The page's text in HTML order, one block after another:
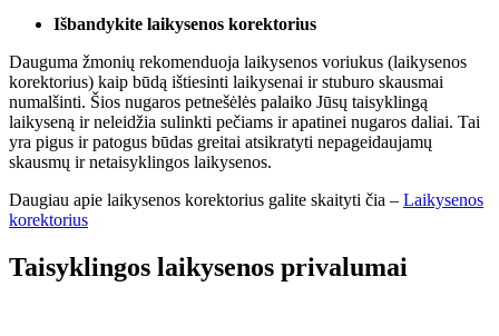
Išbandykite laikysenos korektorius
Dauguma žmonių rekomenduoja laikysenos voriukus (laikysenos
korektorius) kaip būdą ištiesinti laikysenai ir stuburo skausmai
numalšinti. Šios nugaros petnešėlės palaiko Jūsų taisyklingą
laikyseną ir neleidžia sulinkti pečiams ir apatinei nugaros daliai. Tai
yra pigus ir patogus būdas greitai atsikratyti nepageidaujamų
skausmų ir netaisyklingos laikysenos.
Daugiau apie laikysenos korektorius galite skaityti čia – Laikysenos
korektorius
Taisyklingos laikysenos privalumai